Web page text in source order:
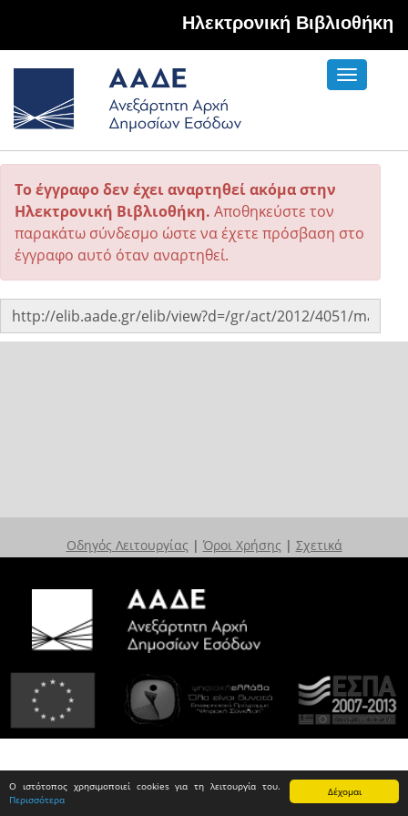
Δέχομαι
Ο ιστότοπος χρησιμοποιεί cookies για τη λειτουργία του.
Περισσότερα
Hλεκτρονική Βιβλιοθήκη
Toggle
Το έγγραφο δεν έχει αναρτηθεί ακόμα στην
Ηλεκτρονική Βιβλιοθήκη. Αποθηκεύστε τον
παρακάτω σύνδεσμο ώστε να έχετε πρόσβαση στο
έγγραφο αυτό όταν αναρτηθεί.
Οδηγός Λειτουργίας | Όροι Χρήσης | Σχετικά